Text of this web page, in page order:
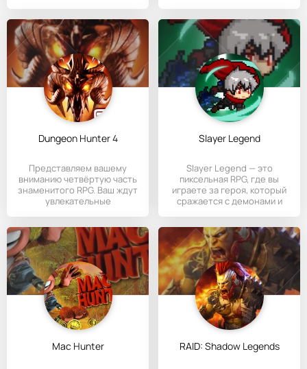
Dungeon Hunter 4
Представляем вашему
вниманию четвёртую часть
знаменитого RPG. Ваш ждут
увлекательные
Slayer Legend
Slayer Legend — это
пиксельная RPG, где вы
играете за героя, который
сражается с демонами и
Mac Hunter RAID: Shadow Legends